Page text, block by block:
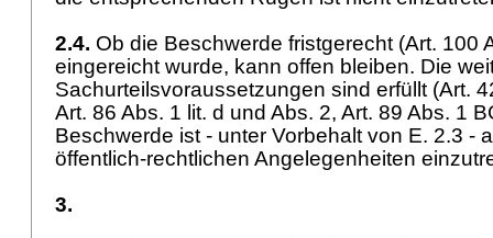
2.4. Ob die Beschwerde fristgerecht (Art. 100
eingereicht wurde, kann offen bleiben. Die
Sachurteilsvoraussetzungen sind erfüllt (Art.
Art. 86 Abs. 1 lit. d und Abs. 2, Art. 89 Abs. 1
Beschwerde ist - unter Vorbehalt von E. 2.3 -
öffentlich-rechtlichen Angelegenheiten
3.